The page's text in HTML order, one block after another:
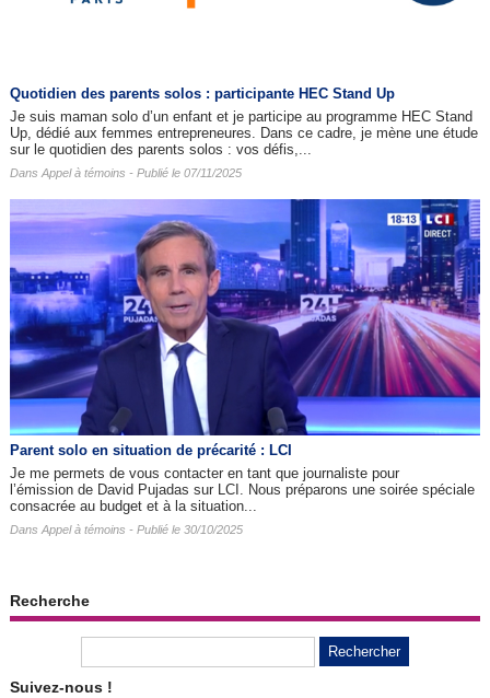
Quotidien des parents solos : participante HEC Stand Up
Je suis maman solo d’un enfant et je participe au programme HEC Stand
Up, dédié aux femmes entrepreneures. Dans ce cadre, je mène une étude
sur le quotidien des parents solos : vos défis,...
Dans Appel à témoins - Publié le 07/11/2025
Parent solo en situation de précarité : LCI
Je me permets de vous contacter en tant que journaliste pour
l’émission de David Pujadas sur LCI. Nous préparons une soirée spéciale
consacrée au budget et à la situation...
Dans Appel à témoins - Publié le 30/10/2025
Recherche
Suivez-nous !